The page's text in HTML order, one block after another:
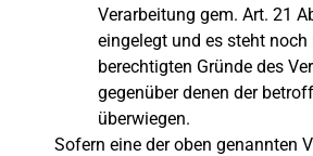
Verarbeitung gem. Art. 21
eingelegt und es steht
berechtigten Gründe des
gegenüber denen der
überwiegen.
Sofern eine der oben genannten